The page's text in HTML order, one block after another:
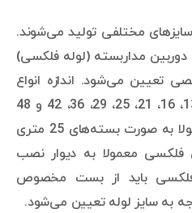
مختلفی تولید می‌شوند.
مداربسته (لوله فلکسی)
تعیین می‌شود. اندازه انواع
لوله‌های فلکسی شامل 11، 13، 16، 21، 25، 29، 36، 42 و 48
است. این لوله‌ها در بازار معمولا به صورت بسته‌های 25 متری
معمولا به دیوار نصب
باید از بست مخصوص
به سایز لوله تعیین می‌شود.